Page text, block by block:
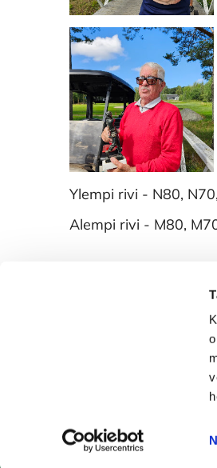
Ylempi rivi - N80,
Alempi rivi - M80,